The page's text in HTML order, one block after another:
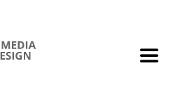
Toggle